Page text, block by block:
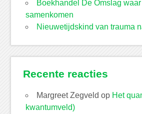
Boekhandel De Omslag
samenkomen
Nieuwetijdskind van trauma
Recente reacties
Margreet Zegveld op Het
kwantumveld)